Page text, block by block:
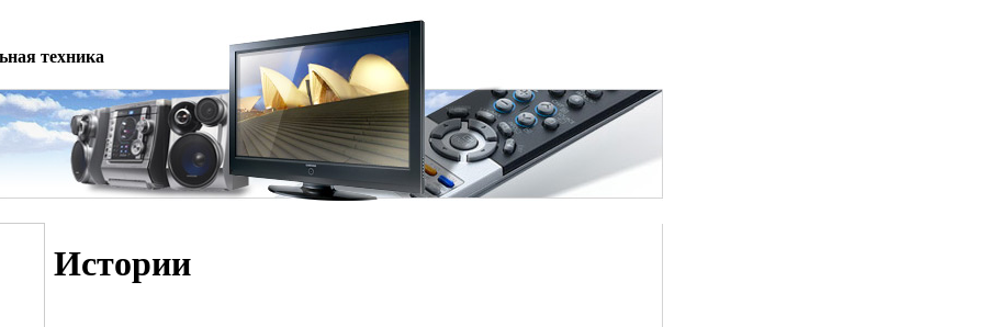
техника
Истории